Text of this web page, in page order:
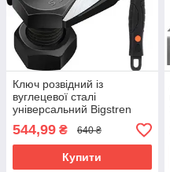
Ключ розвідний із
вуглецевої сталі
універсальний Bigstren
210 мм, макс діаметр 35
мм (24283)
544,99 ₴ 640 ₴
Купити